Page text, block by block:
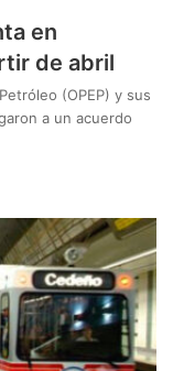
en
de abril
(OPEP) y sus
a un acuerdo